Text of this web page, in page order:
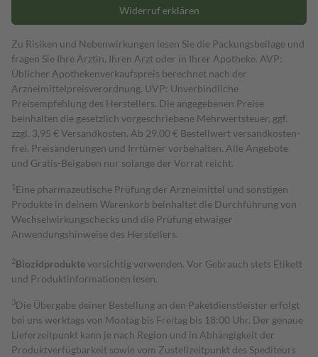
Widerruf erklären
Zu Risiken und Nebenwirkungen lesen Sie die Packungsbeilage und
fragen Sie Ihre Ärztin, Ihren Arzt oder in Ihrer Apotheke. AVP:
Üblicher Apothekenverkaufspreis berechnet nach der
Arzneimittelpreisverordnung. UVP: Unverbindliche
Preisempfehlung des Herstellers. Die angegebenen Preise
beinhalten die gesetzlich vorgeschriebene Mehrwertsteuer, ggf.
zzgl. 3,95 € Versandkosten. Ab 29,00 € Bestell­wert versand­kosten­
frei. Preisänderungen und Irrtümer vorbehalten. Alle Angebote
und Gratis-Beigaben nur solange der Vorrat reicht.
1 Eine pharmazeutische Prüfung der Arzneimittel und sonstigen
Produkte in deinem Warenkorb beinhaltet die Durchführung von
Wechselwirkungschecks und die Prüfung etwaiger
Anwendungshinweise des Herstellers.
2Biozidproduktevorsichtig verwenden. Vor Gebrauch stets Etikett
und Produktinformationen lesen.
3Die Übergabe deiner Bestellung an den Paketdienstleister erfolgt
bei uns werktags von Montag bis Freitag bis 18:00 Uhr. Der genaue
Lieferzeitpunkt kann je nach Region und in Abhängigkeit der
Produktverfügbarkeit sowie vom Zustellzeitpunkt des Spediteurs